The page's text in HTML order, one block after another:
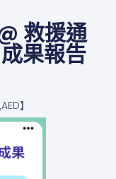
救援通
果報告
】